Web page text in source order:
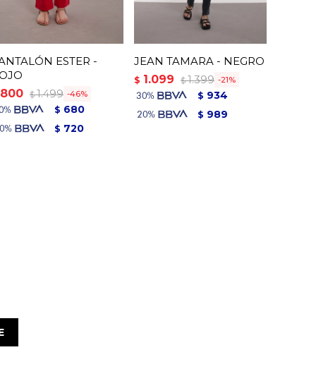
ESTER -
800 $ 1.499 46
$ 680
$ 720
JEAN TAMARA - NEGRO
$ 1.099 $ 1.399 21
$ 934
$ 989